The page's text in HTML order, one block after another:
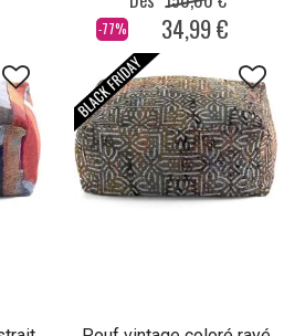
de vie d'une pièce de tissu au sol mais
et esthétique d'une maison. Il est également
pour traiter les taches ou les
dès qu'ils surviennent. Utilisez de bons
les entretenir régulièrement, et vous les
-77% 34,99 €